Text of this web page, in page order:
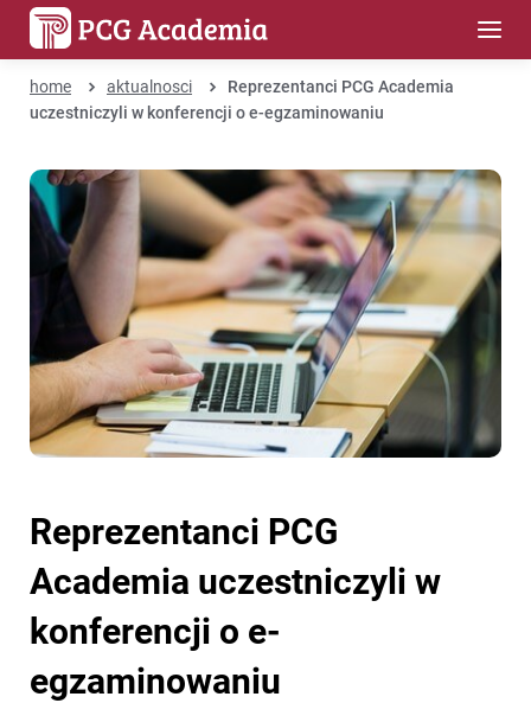
home aktualnosci
Reprezentanci PCG Academia
uczestniczyli w konferencji o e-egzaminowaniu
Reprezentanci PCG
Academia uczestniczyli w
konferencji o e-
egzaminowaniu